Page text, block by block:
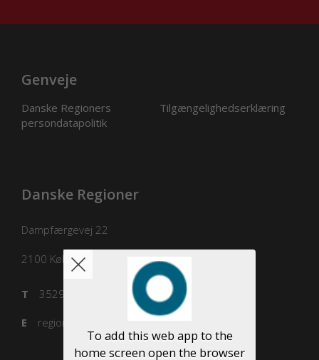
Genveje
Danske Regioners
persondatapolitik
Tilgængelighedserklæring
Danske Regioner
Dampfærgevej 22
2100 København Ø
3529 8100
T
regioner@regioner.dk
E
To add this web app to the
home screen open the browser